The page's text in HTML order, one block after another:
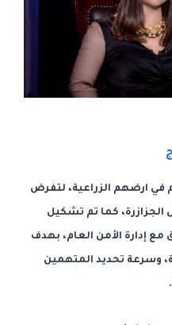
في ارضهم الزراعية، لتفرض
الجزازرة، كما تم تشكيل
إدارة الأمن العام، بهدف
تحديد المتهمين